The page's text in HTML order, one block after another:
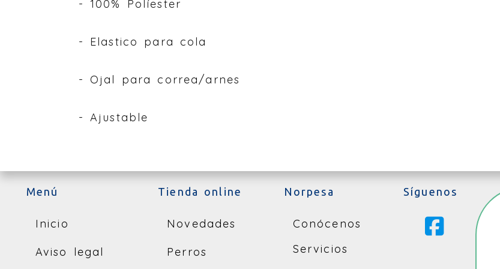
- 100% Políester
- Elastico para cola
- Ojal para correa/arnes
- Ajustable
Menú
Inicio
Aviso legal
Tienda online
Novedades
Perros
Norpesa
Conócenos
Servicios
Síguenos